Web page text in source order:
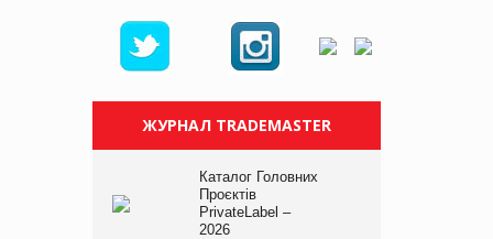
ЖУРНАЛ TRADEMASTER
Каталог Головних
Проєктів
PrivateLabel –
2026